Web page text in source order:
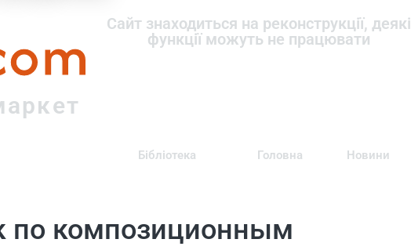
Сайт знаходиться на реконструкції, деякі
функції можуть не працювати
Бібліотека Головна Новини
по композиционным